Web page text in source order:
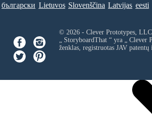
български Lietuvos Slovenščina Latvijas eesti
© 2026 - Clever Prototypes, LLC
„ StoryboardThat “ yra „ Clever
ženklas, registruotas JAV